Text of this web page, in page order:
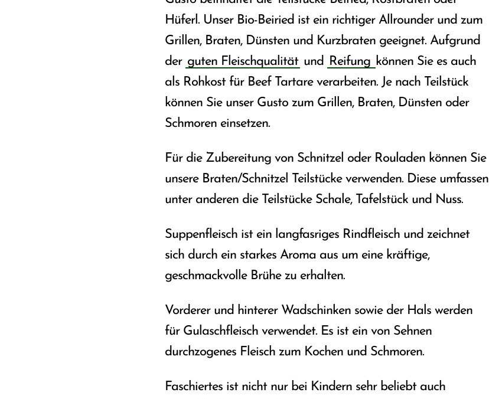
Hüferl. Unser Bio-Beiried ist ein richtiger Allrounder und zum
Grillen, Braten, Dünsten und Kurzbraten geeignet. Aufgrund
der guten Fleischqualität und Reifung können Sie es auch
als Rohkost für Beef Tartare verarbeiten. Je nach Teilstück
können Sie unser Gusto zum Grillen, Braten, Dünsten oder
Schmoren einsetzen.
Für die Zubereitung von Schnitzel oder Rouladen können Sie
unsere Braten/Schnitzel Teilstücke verwenden. Diese umfassen
unter anderen die Teilstücke Schale, Tafelstück und Nuss.
Suppenfleisch ist ein langfasriges Rindfleisch und zeichnet
sich durch ein starkes Aroma aus um eine kräftige,
geschmackvolle Brühe zu erhalten.
Vorderer und hinterer Wadschinken sowie der Hals werden
für Gulaschfleisch verwendet. Es ist ein von Sehnen
durchzogenes Fleisch zum Kochen und Schmoren.
Faschiertes ist nicht nur bei Kindern sehr beliebt auch